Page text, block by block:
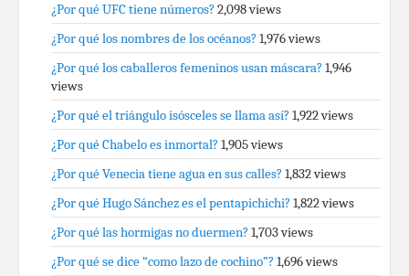
¿Por qué UFC tiene números? 2,098 views
¿Por qué los nombres de los océanos? 1,976 views
¿Por qué los caballeros femeninos usan máscara? 1,946
views
¿Por qué el triángulo isósceles se llama así? 1,922 views
¿Por qué Chabelo es inmortal? 1,905 views
¿Por qué Venecia tiene agua en sus calles? 1,832 views
¿Por qué Hugo Sánchez es el pentapichichi? 1,822 views
¿Por qué las hormigas no duermen? 1,703 views
¿Por qué se dice “como lazo de cochino”? 1,696 views